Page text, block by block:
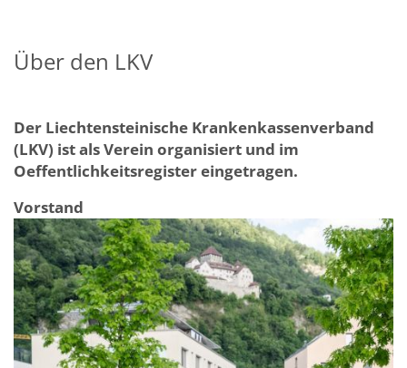
Über den LKV
Der Liechtensteinische Krankenkassenverband
(LKV) ist als Verein organisiert und im
Oeffentlichkeitsregister eingetragen.
Vorstand